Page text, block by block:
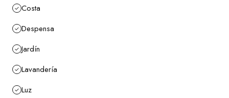
Costa
Despensa
Jardín
Lavandería
Luz